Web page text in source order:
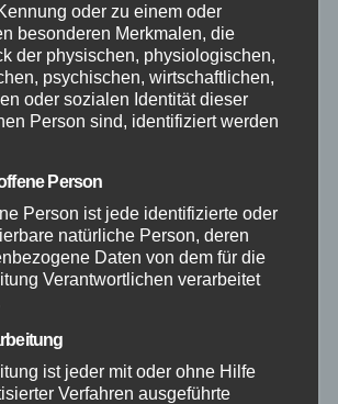
oder zu einem oder
besonderen Merkmalen, die
der physischen, physiologischen,
psychischen, wirtschaftlichen,
oder sozialen Identität dieser
Person sind, identifiziert werden
Person
Person ist jede identifizierte oder
natürliche Person, deren
Daten von dem für die
Verantwortlichen verarbeitet
ist jeder mit oder ohne Hilfe
Verfahren ausgeführte